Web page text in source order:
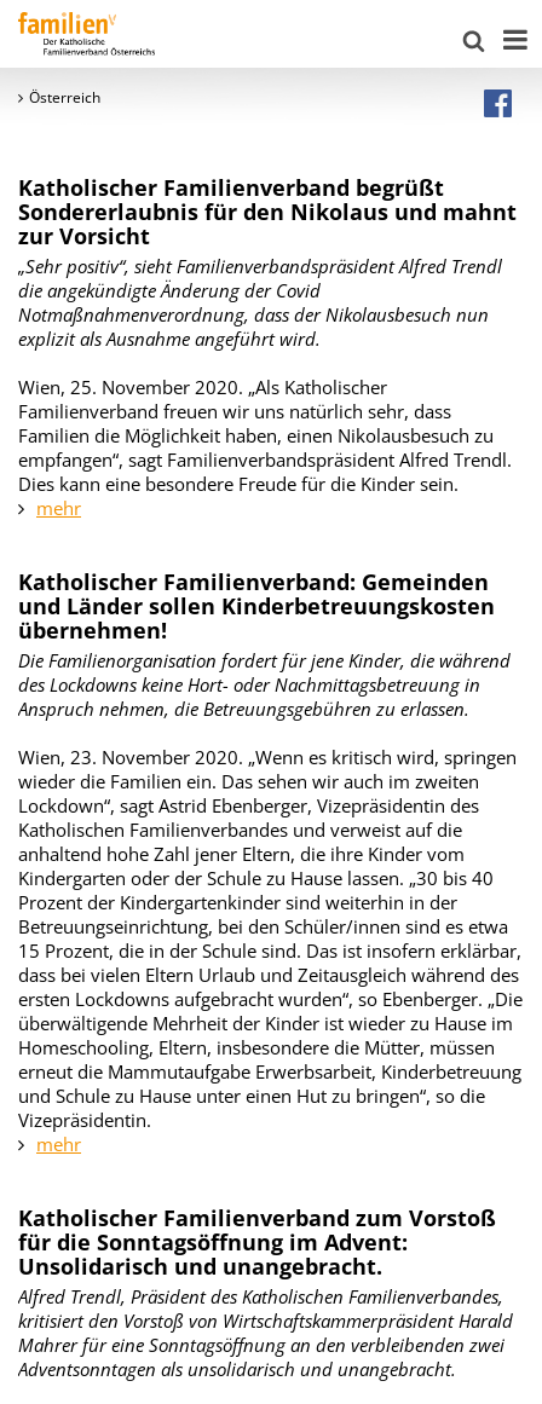
Österreich
Katholischer Familienverband begrüßt
Sondererlaubnis für den Nikolaus und mahnt
zur Vorsicht
„Sehr positiv“, sieht Familienverbandspräsident Alfred Trendl
die angekündigte Änderung der Covid
Notmaßnahmenverordnung, dass der Nikolausbesuch nun
explizit als Ausnahme angeführt wird.
Wien, 25. November 2020. „Als Katholischer
Familienverband freuen wir uns natürlich sehr, dass
Familien die Möglichkeit haben, einen Nikolausbesuch zu
empfangen“, sagt Familienverbandspräsident Alfred Trendl.
Dies kann eine besondere Freude für die Kinder sein.
mehr
Katholischer Familienverband: Gemeinden
und Länder sollen Kinderbetreuungskosten
übernehmen!
Die Familienorganisation fordert für jene Kinder, die während
des Lockdowns keine Hort- oder Nachmittagsbetreuung in
Anspruch nehmen, die Betreuungsgebühren zu erlassen.
Wien, 23. November 2020. „Wenn es kritisch wird, springen
wieder die Familien ein. Das sehen wir auch im zweiten
Lockdown“, sagt Astrid Ebenberger, Vizepräsidentin des
Katholischen Familienverbandes und verweist auf die
anhaltend hohe Zahl jener Eltern, die ihre Kinder vom
Kindergarten oder der Schule zu Hause lassen. „30 bis 40
Prozent der Kindergartenkinder sind weiterhin in der
Betreuungseinrichtung, bei den Schüler/innen sind es etwa
15 Prozent, die in der Schule sind. Das ist insofern erklärbar,
dass bei vielen Eltern Urlaub und Zeitausgleich während des
ersten Lockdowns aufgebracht wurden“, so Ebenberger. „Die
überwältigende Mehrheit der Kinder ist wieder zu Hause im
Homeschooling, Eltern, insbesondere die Mütter, müssen
erneut die Mammutaufgabe Erwerbsarbeit, Kinderbetreuung
und Schule zu Hause unter einen Hut zu bringen“, so die
Vizepräsidentin.
mehr
Katholischer Familienverband zum Vorstoß
für die Sonntagsöffnung im Advent:
Unsolidarisch und unangebracht.
Alfred Trendl, Präsident des Katholischen Familienverbandes,
kritisiert den Vorstoß von Wirtschaftskammerpräsident Harald
Mahrer für eine Sonntagsöffnung an den verbleibenden zwei
Adventsonntagen als unsolidarisch und unangebracht.